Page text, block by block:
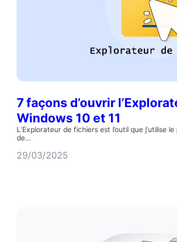
7 façons d’ouvrir
Windows 10 et 11
L’Explorateur de fichiers est l’outil que j’utilise
de…
29/03/2025